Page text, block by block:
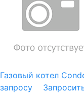
Газовый котел
запросу